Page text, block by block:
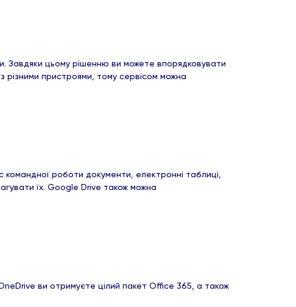
Завдяки цьому рішенню ви можете впорядковувати
різними пристроями, тому сервісом можна
роботи документи, електронні таблиці,
їх. Google Drive також можна
ви отримуєте цілий пакет Office 365, а також